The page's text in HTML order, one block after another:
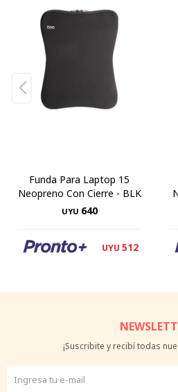
Funda Para Laptop 15
Neopreno Con Cierre - BLK
UYU 640
UYU 512
¡Suscribite y recibí todas